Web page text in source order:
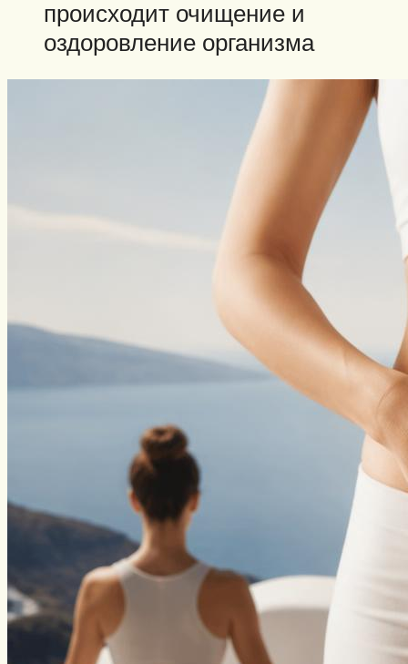
происходит очищение и
оздоровление организма